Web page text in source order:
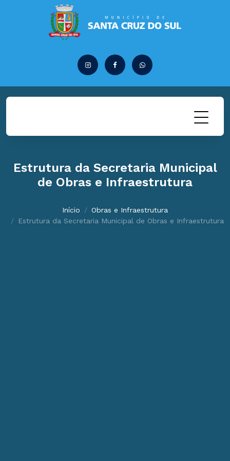
Estrutura da Secretaria Municipal
de Obras e Infraestrutura
Início
Obras e Infraestrutura
Estrutura da Secretaria Municipal de Obras e Infraestrutura